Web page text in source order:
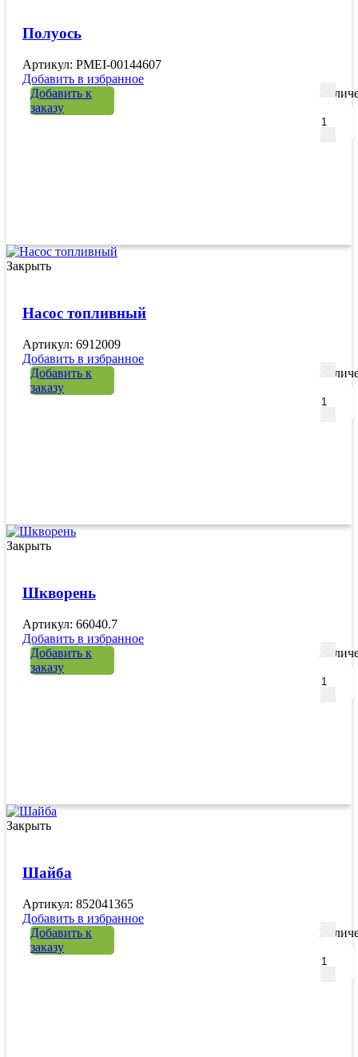
Полуось
Артикул: PMEI-00144607
Добавить в избранное
Добавить к
заказу
Закрыть
Насос топливный
Артикул: 6912009
Добавить в избранное
Добавить к
заказу
Закрыть
Шкворень
Артикул: 66040.7
Добавить в избранное
Добавить к
заказу
Закрыть
Шайба
Артикул: 852041365
Добавить в избранное
Добавить к
заказу